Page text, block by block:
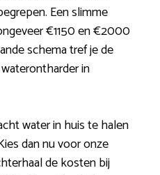
Een slimme
€1150 en €2000
schema tref je de
in
water in huis te halen
dan nu voor onze
de kosten bij